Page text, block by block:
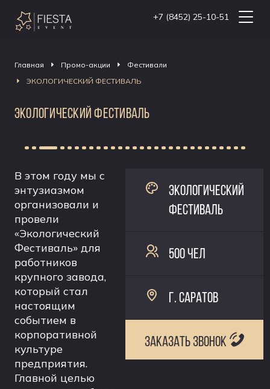
+7 (8452) 25-10-51
Главная Промо-акции
Фестивали
ЭКОЛОГИЧЕСКИЙ ФЕСТИВАЛЬ
ЭКОЛОГИЧЕСКИЙ ФЕСТИВАЛЬ
В этом году мы с
энтузиазмом
организовали и
провели
«Экологический
Фестиваль» для
работников
крупного завода,
который стал
настоящим
событием в
корпоративной
культуре
предприятия.
Главной целью
ЭКОЛОГИЧЕСКИЙ
ФЕСТИВАЛЬ
500 ЧЕЛ
Г. САРАТОВ
ЗАКАЗАТЬ ЗВОНОК